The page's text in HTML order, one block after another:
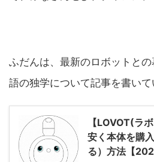
ふだんは、最新のロボットと
語の独学について記事を書いて
【LOVOT(ラ
安く本体を購
る）方法【